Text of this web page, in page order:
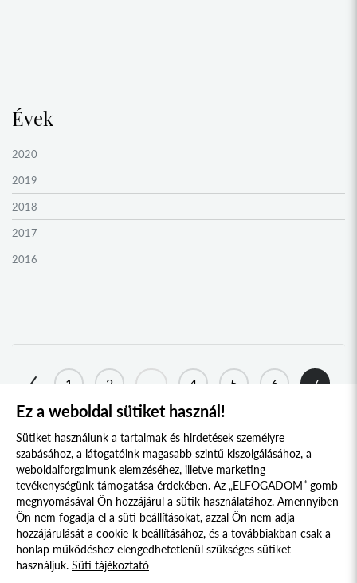
Évek
2020
2019
2018
2017
2016
2010
2009
1 2 4 5 6 7
8 9 10 ... 24
Süti szabályzat Adatvédelmi nyilatkozat
Jogi nyilatkozat
© 2017 - 2026 NÉPFŐISKOLA ALAPÍTVÁNY, LAKITELEK. MINDEN JOG
Ez a weboldal sütiket használ!
Sütiket használunk a tartalmak és hirdetések személyre
szabásához, a látogatóink magasabb szintű kiszolgálásához, a
weboldalforgalmunk elemzéséhez, illetve marketing
tevékenységünk támogatása érdekében. Az „ELFOGADOM” gomb
megnyomásával Ön hozzájárul a sütik használatához. Amennyiben
Ön nem fogadja el a süti beállításokat, azzal Ön nem adja
hozzájárulását a cookie-k beállításához, és a továbbiakban csak a
honlap működéshez elengedhetetlenül szükséges sütiket
használjuk. Süti tájékoztató